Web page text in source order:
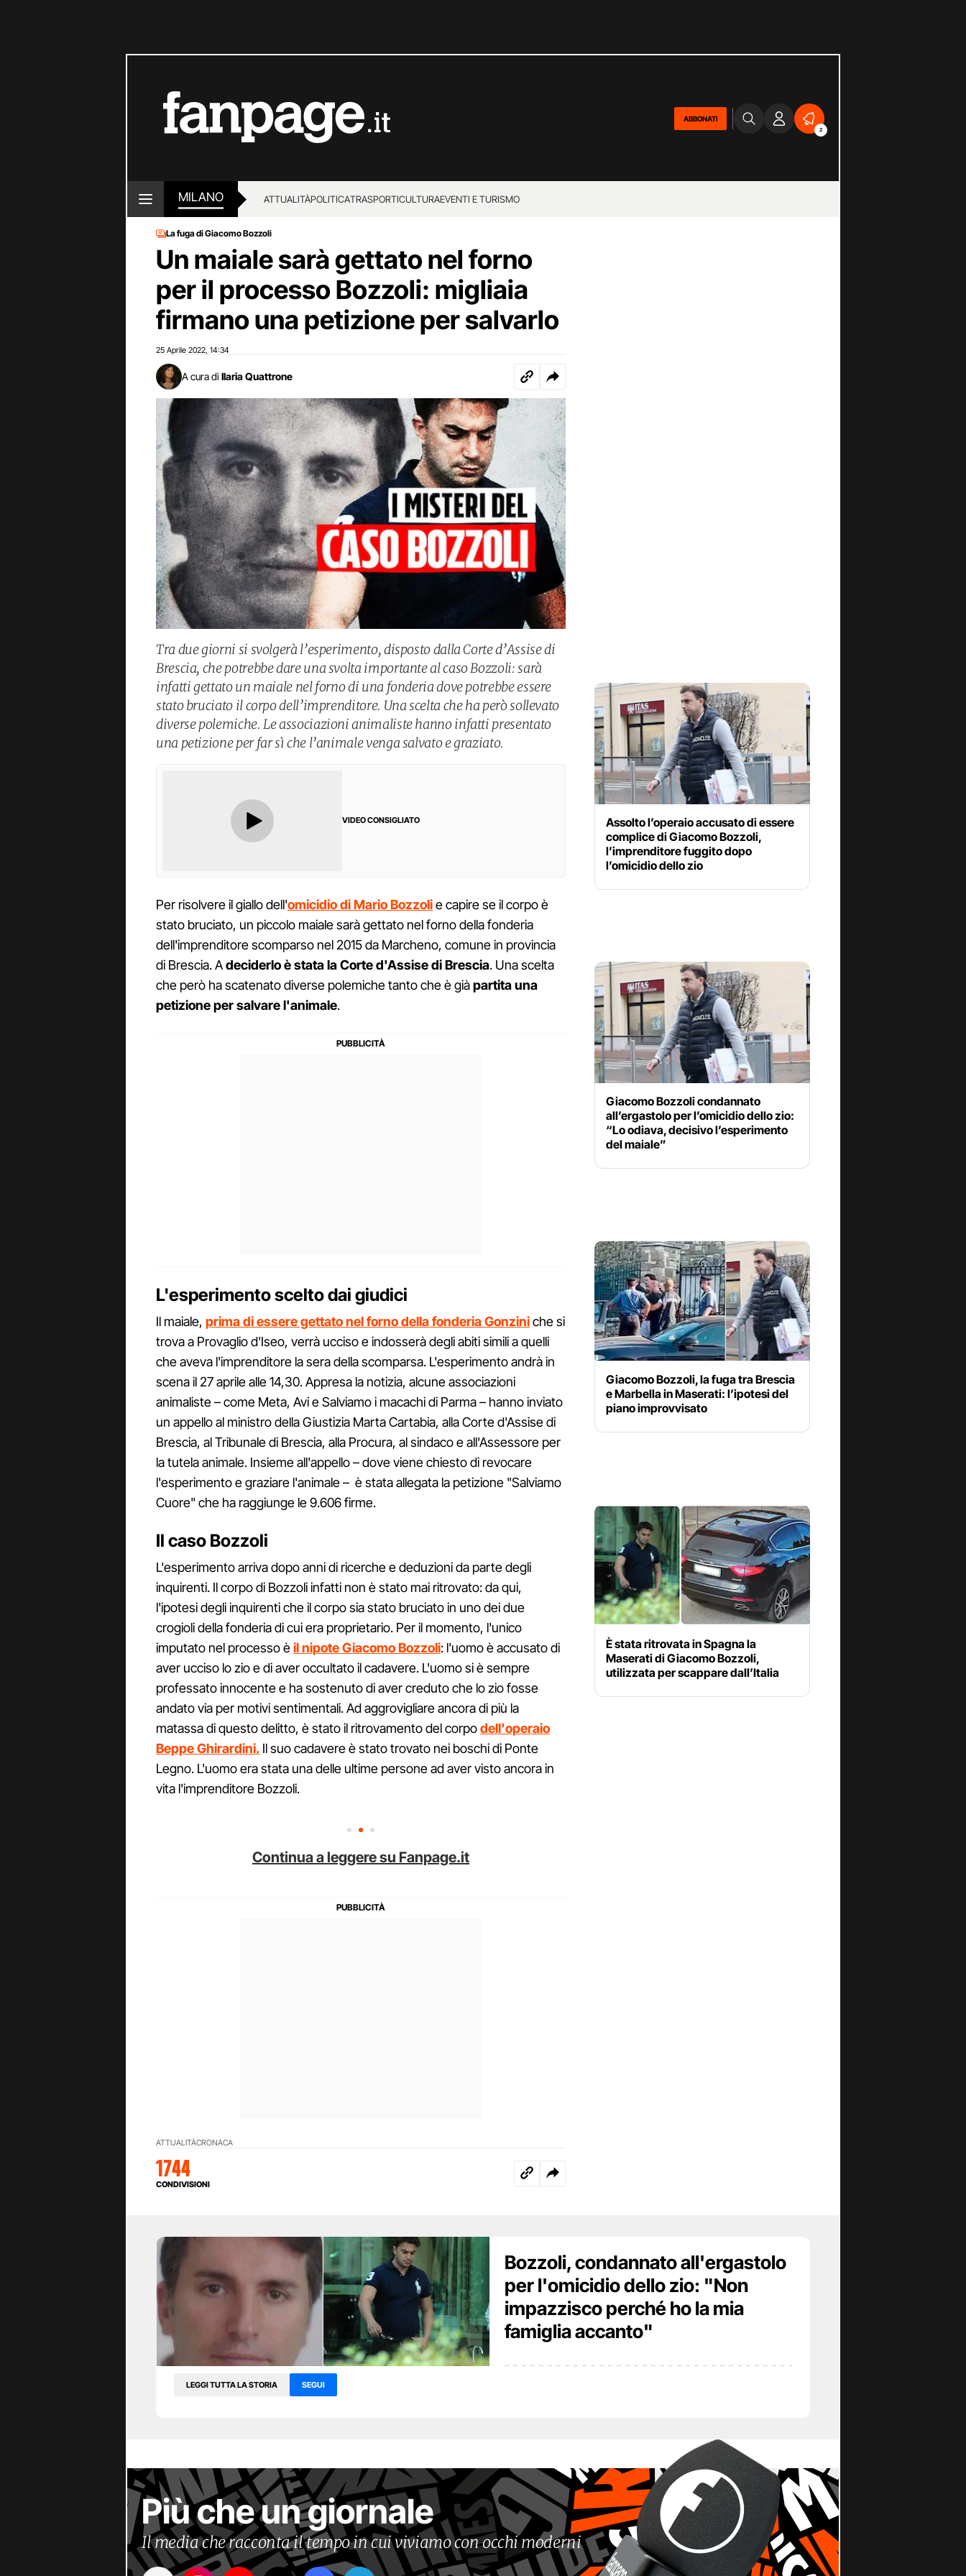
ABBONATI
2
MILANO ATTUALITÀPOLITICATRASPORTICULTURAEVENTI E TURISMO
La fuga di Giacomo Bozzoli
Un maiale sarà gettato nel forno
per il processo Bozzoli: migliaia
firmano una petizione per salvarlo
25 Aprile 2022 14:34
A cura di Ilaria Quattrone
Tra due giorni si svolgerà l’esperimento, disposto dalla Corte d’Assise di
Brescia, che potrebbe dare una svolta importante al caso Bozzoli: sarà
infatti gettato un maiale nel forno di una fonderia dove potrebbe essere
stato bruciato il corpo dell’imprenditore. Una scelta che ha però sollevato
diverse polemiche. Le associazioni animaliste hanno infatti presentato
una petizione per far sì che l’animale venga salvato e graziato.
VIDEO CONSIGLIATO
Per risolvere il giallo dell'omicidio di Mario Bozzolie capire se il corpo è
stato bruciato, un piccolo maiale sarà gettato nel forno della fonderia
dell'imprenditore scomparso nel 2015 da Marcheno, comune in provincia
di Brescia. Adeciderlo è stata la Corte d'Assise di Brescia. Una scelta
che però ha scatenato diverse polemiche tanto che è giàpartita una
petizione per salvare l'animale.
L'esperimento scelto dai giudici
Il maiale, prima di essere gettato nel forno della fonderia Gonziniche si
trova a Provaglio d'Iseo, verrà ucciso e indosserà degli abiti simili a quelli
che aveva l'imprenditore la sera della scomparsa. L'esperimento andrà in
scena il 27 aprile alle 14,30. Appresa la notizia, alcune associazioni
animaliste – come Meta, Avi e Salviamo i macachi di Parma – hanno inviato
un appello al ministro della Giustizia Marta Cartabia, alla Corte d'Assise di
Brescia, al Tribunale di Brescia, alla Procura, al sindaco e all'Assessore per
la tutela animale. Insieme all'appello – dove viene chiesto di revocare
l'esperimento e graziare l'animale – è stata allegata la petizione "Salviamo
Cuore" che ha raggiunge le 9.606 firme.
Il caso Bozzoli
L'esperimento arriva dopo anni di ricerche e deduzioni da parte degli
inquirenti. Il corpo di Bozzoli infatti non è stato mai ritrovato: da qui,
l'ipotesi degli inquirenti che il corpo sia stato bruciato in uno dei due
crogioli della fonderia di cui era proprietario. Per il momento, l'unico
imputato nel processo èil nipote Giacomo Bozzoli: l'uomo è accusato di
aver ucciso lo zio e di aver occultato il cadavere. L'uomo si è sempre
professato innocente e ha sostenuto di aver creduto che lo zio fosse
andato via per motivi sentimentali. Ad aggrovigliare ancora di più la
matassa di questo delitto, è stato il ritrovamento del corpodell'operaio
Beppe Ghirardini. Il suo cadavere è stato trovato nei boschi di Ponte
Legno. L'uomo era stata una delle ultime persone ad aver visto ancora in
vita l'imprenditore Bozzoli.
Continua a leggere su Fanpage.it
ATTUALITÀCRONACA
1744
CONDIVISIONI
Assolto l’operaio accusato di essere
complice di Giacomo Bozzoli,
l’imprenditore fuggito dopo
l’omicidio dello zio
Giacomo Bozzoli condannato
all’ergastolo per l’omicidio dello zio:
“Lo odiava, decisivo l’esperimento
del maiale”
Giacomo Bozzoli, la fuga tra Brescia
e Marbella in Maserati: l’ipotesi del
piano improvvisato
È stata ritrovata in Spagna la
Maserati di Giacomo Bozzoli,
utilizzata per scappare dall’Italia
Bozzoli, condannato all'ergastolo
per l'omicidio dello zio: "Non
impazzisco perché ho la mia
famiglia accanto"
LEGGI TUTTA LA STORIA SEGUI
Più che un giornale
Il media che racconta il tempo in cui viviamo con occhi moderni